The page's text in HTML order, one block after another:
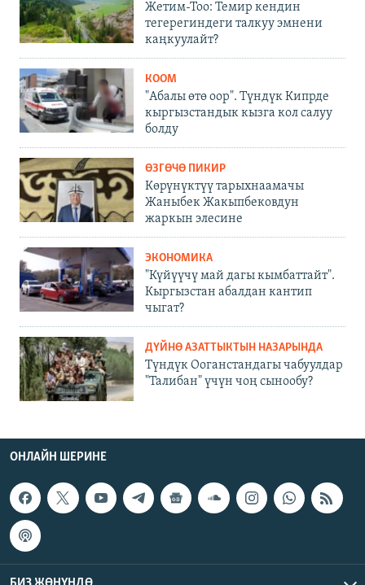
Жетим-Тоо: Темир кендин
тегерегиндеги талкуу эмнени
каңкуулайт?
КООМ
"Абалы өтө оор". Түндүк Кипрде
кыргызстандык кызга кол салуу
болду
ӨЗГӨЧӨ ПИКИР
Көрүнүктүү тарыхнаамачы
Жаныбек Жакыпбековдун
жаркын элесине
ЭКОНОМИКА
"Күйүүчү май дагы кымбаттайт".
Кыргызстан абалдан кантип
чыгат?
ДҮЙНӨ АЗАТТЫКТЫН НАЗАРЫНДА
Түндүк Ооганстандагы чабуулдар
"Талибан" үчүн чоң сынообу?
ОНЛАЙН ШЕРИНЕ